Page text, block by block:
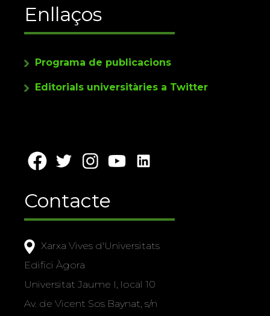
Enllaços
Programa de publicacions
Editorials universitàries a Twitter
Contacte
Xarxa Vives d'Universitats
Edifici Àgora
Universitat Jaume I, local 10
Av. de Vicent Sos Baynat, s/n